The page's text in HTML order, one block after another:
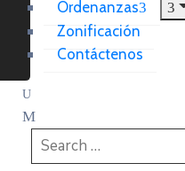
Ordenanzas
Zonificación
Contáctenos